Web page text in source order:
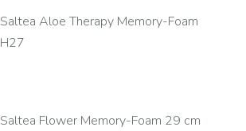
Saltea Aloe Therapy Memory-Foam
H27
Saltea Flower Memory-Foam 29 cm